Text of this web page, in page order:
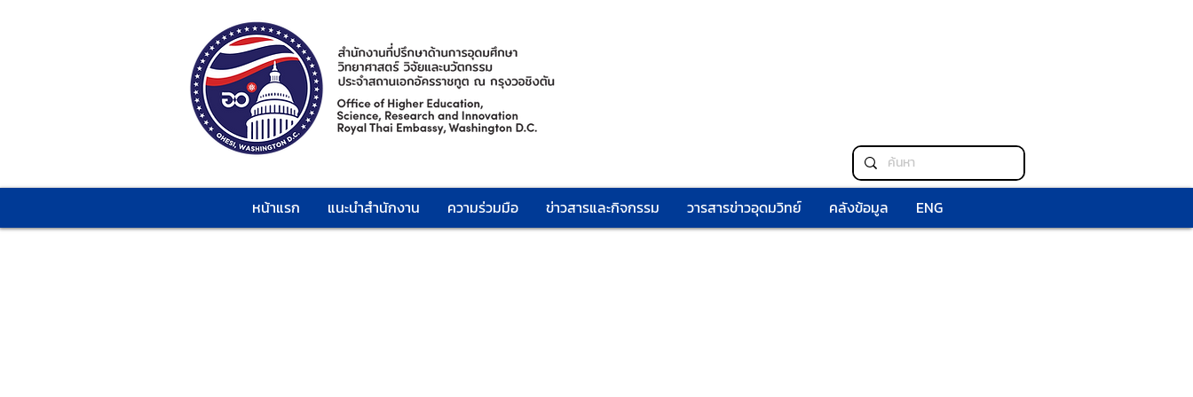
หน้าแรก แนะนำสำนักงาน ความร่วมมือ ข่าวสารและกิจกรรม วารสารข่าวอุดมวิทย์ คลังข้อมูล ENG